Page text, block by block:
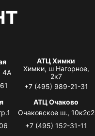
4А
АТЦ Химки
Химки, ш Нагорное,
2к7
+7 (495) 989-21-31
АТЦ Очаково
Очаковское ш., 10к2с2
+7 (495) 152-31-11